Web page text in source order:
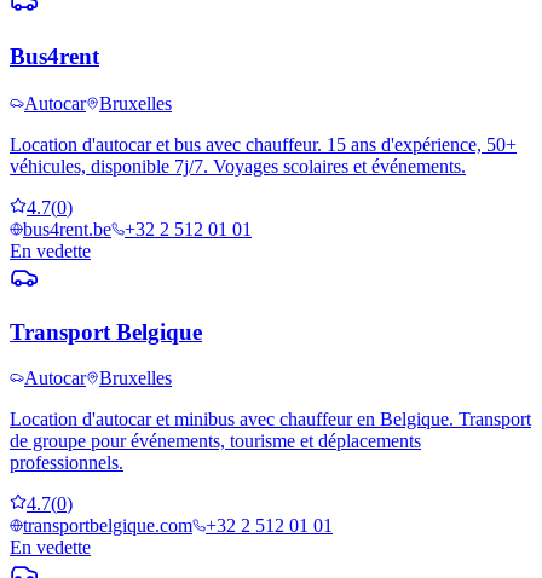
Bus4rent
Autocar
Bruxelles
Location d'autocar et bus avec chauffeur. 15 ans d'expérience, 50+
véhicules, disponible 7j/7. Voyages scolaires et événements.
4.7(0)
bus4rent.be
+32 2 512 01 01
En vedette
Transport Belgique
Autocar
Bruxelles
Location d'autocar et minibus avec chauffeur en Belgique. Transport
de groupe pour événements, tourisme et déplacements
professionnels.
4.7(0)
transportbelgique.com
+32 2 512 01 01
En vedette